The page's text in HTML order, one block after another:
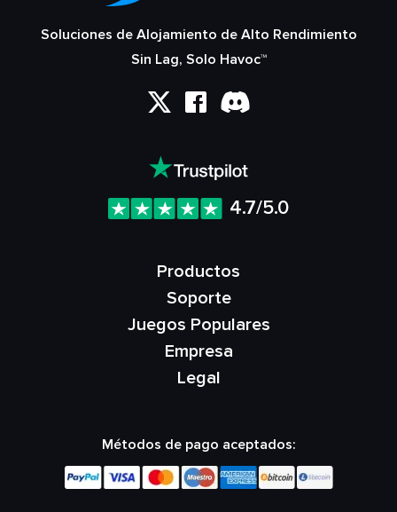
Soluciones de Alojamiento de Alto Rendimiento
Sin Lag, Solo Havoc™
4.7/5.0
Productos
Soporte
Juegos Populares
Empresa
Legal
Métodos de pago aceptados: